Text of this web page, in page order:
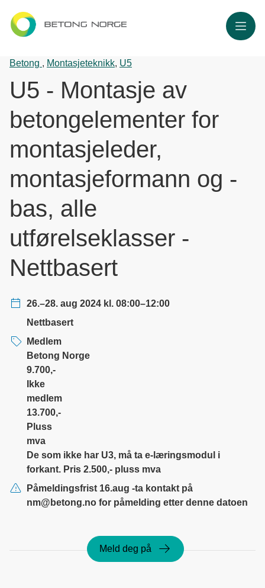
Meny
Betong , Montasjeteknikk, U5
U5 - Montasje av
betongelementer for
montasjeleder,
montasjeformann og -
bas, alle
utførelseklasser -
Nettbasert
26.–28. aug 2024 kl. 08:00–12:00
Nettbasert
Medlem
Betong Norge
9.700,-
Ikke
medlem
13.700,-
Pluss
mva
De som ikke har U3, må ta e-læringsmodul i
forkant. Pris 2.500,- pluss mva
Påmeldingsfrist 16.aug -ta kontakt på
nm@betong.no for påmelding etter denne datoen
Meld deg på